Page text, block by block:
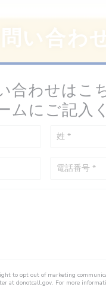
い合わせ
合わせはこ
ムにご記入
to opt out of marketing
at donotcall.gov. For more